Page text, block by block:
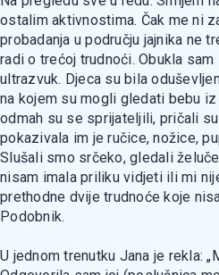
ostalim aktivnostima. Čak me ni
probadanja u području jajnika ne
radi o trećoj trudnoći. Obukla
ultrazvuk. Djeca su bila
na kojem su mogli gledati bebu
odmah su se sprijateljili, pričali
pokazivala im je ručice, nožice,
Slušali smo srčeko, gledali
nisam imala priliku vidjeti ili mi
prethodne dvije trudnoće koje
Podobnik.
U jednom trenutku Jana je rekla: